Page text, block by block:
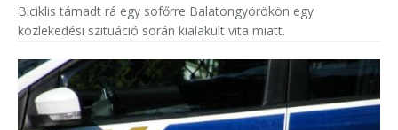
Biciklis támadt rá egy sofőrre Balatongyörökön egy
közlekedési szituáció során kialakult vita miatt.